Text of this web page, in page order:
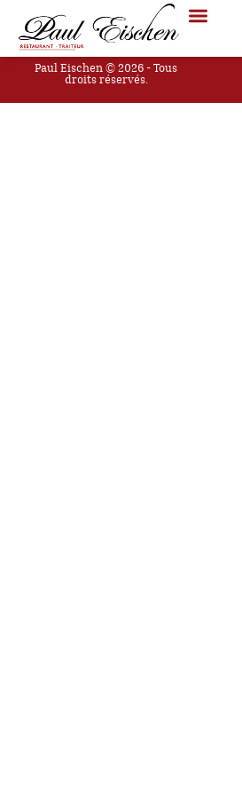
La crème de légumes
Paul Eischen © 2026 - Tous
droits réservés.